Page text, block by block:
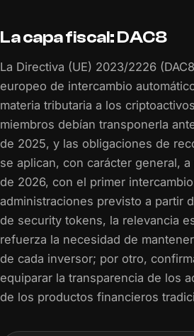
La capa fiscal: DAC8
La Directiva (UE) 2023/2226
europeo de intercambio
materia tributaria a los
miembros debían transponerla
de 2025, y las obligaciones de
se aplican, con carácter general,
de 2026, con el primer
administraciones previsto a partir
de security tokens, la relevancia
refuerza la necesidad de
de cada inversor; por otro,
equiparar la transparencia de los
de los productos financieros